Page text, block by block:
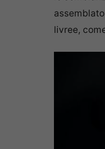
livree,